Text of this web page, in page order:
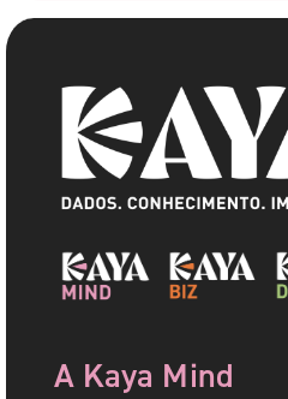
A Kaya Mind